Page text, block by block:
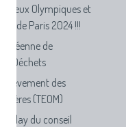
Jeux Olympiques et
de Paris 2024 !!!
de
Déchets
des
(TEOM)
replay du conseil